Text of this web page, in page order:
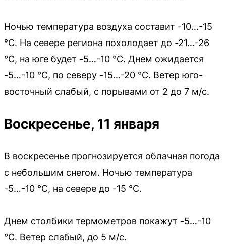
Ночью температура воздуха составит -10…-15
°С. На севере региона похолодает до -21…-26
°С, на юге будет -5…-10 °С. Днем ожидается
-5…-10 °С, по северу -15…-20 °С. Ветер юго-
восточный слабый, с порывами от 2 до 7 м/с.
Воскресенье, 11 января
В воскресенье прогнозируется облачная погода
с небольшим снегом. Ночью температура
-5…-10 °С, на севере до -15 °С.
Днем столбики термометров покажут -5…-10
°С. Ветер слабый, до 5 м/с.